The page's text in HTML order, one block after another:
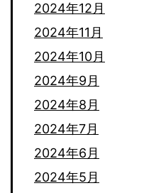
2024年12月
2024年11月
2024年10月
2024年9月
2024年8月
2024年7月
2024年6月
2024年5月